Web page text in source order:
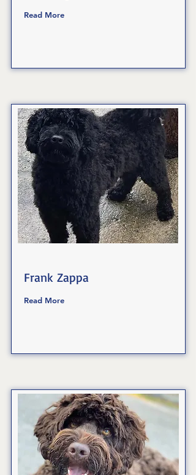
Read More
Frank Zappa
Read More